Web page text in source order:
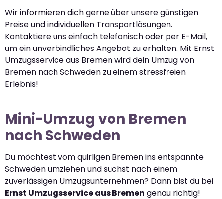
Wir informieren dich gerne über unsere günstigen
Preise und individuellen Transportlösungen.
Kontaktiere uns einfach telefonisch oder per E-Mail,
um ein unverbindliches Angebot zu erhalten. Mit Ernst
Umzugsservice aus Bremen wird dein Umzug von
Bremen nach Schweden zu einem stressfreien
Erlebnis!
Mini-Umzug von Bremen
nach Schweden
Du möchtest vom quirligen Bremen ins entspannte
Schweden umziehen und suchst nach einem
zuverlässigen Umzugsunternehmen? Dann bist du bei
Ernst Umzugsservice aus Bremen genau richtig!